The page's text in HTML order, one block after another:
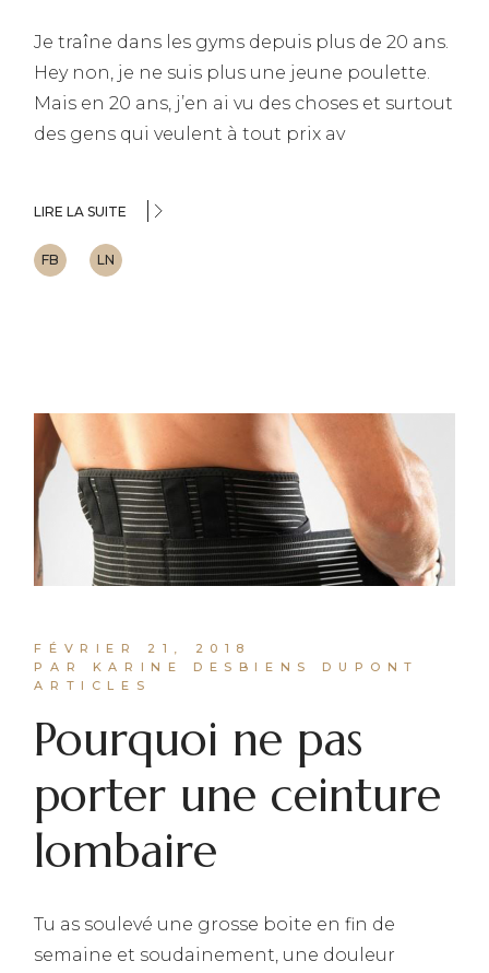
Je traîne dans les gyms depuis plus de 20 ans.
Hey non, je ne suis plus une jeune poulette.
Mais en 20 ans, j’en ai vu des choses et surtout
des gens qui veulent à tout prix av
LIRE LA SUITE
FB LN
FÉVRIER 21, 2018
PAR KARINE DESBIENS DUPONT
ARTICLES
Pourquoi ne pas
porter une ceinture
lombaire
Tu as soulevé une grosse boite en fin de
semaine et soudainement, une douleur